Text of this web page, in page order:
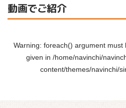
動画でご紹介
Warning: foreach() argument
given in /home/navinchi/
content/themes/navinchi/